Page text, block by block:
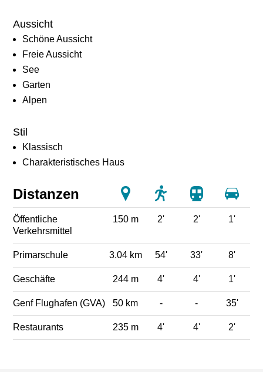
Aussicht
Schöne Aussicht
Freie Aussicht
See
Garten
Alpen
Stil
Klassisch
Charakteristisches Haus
Distanzen
Öffentliche
Verkehrsmittel
150 m 2' 2' 1'
Primarschule 3.04 km 54' 33' 8'
Geschäfte 244 m 4' 4' 1'
Genf Flughafen (GVA) 50 km - - 35'
Restaurants 235 m 4' 4' 2'